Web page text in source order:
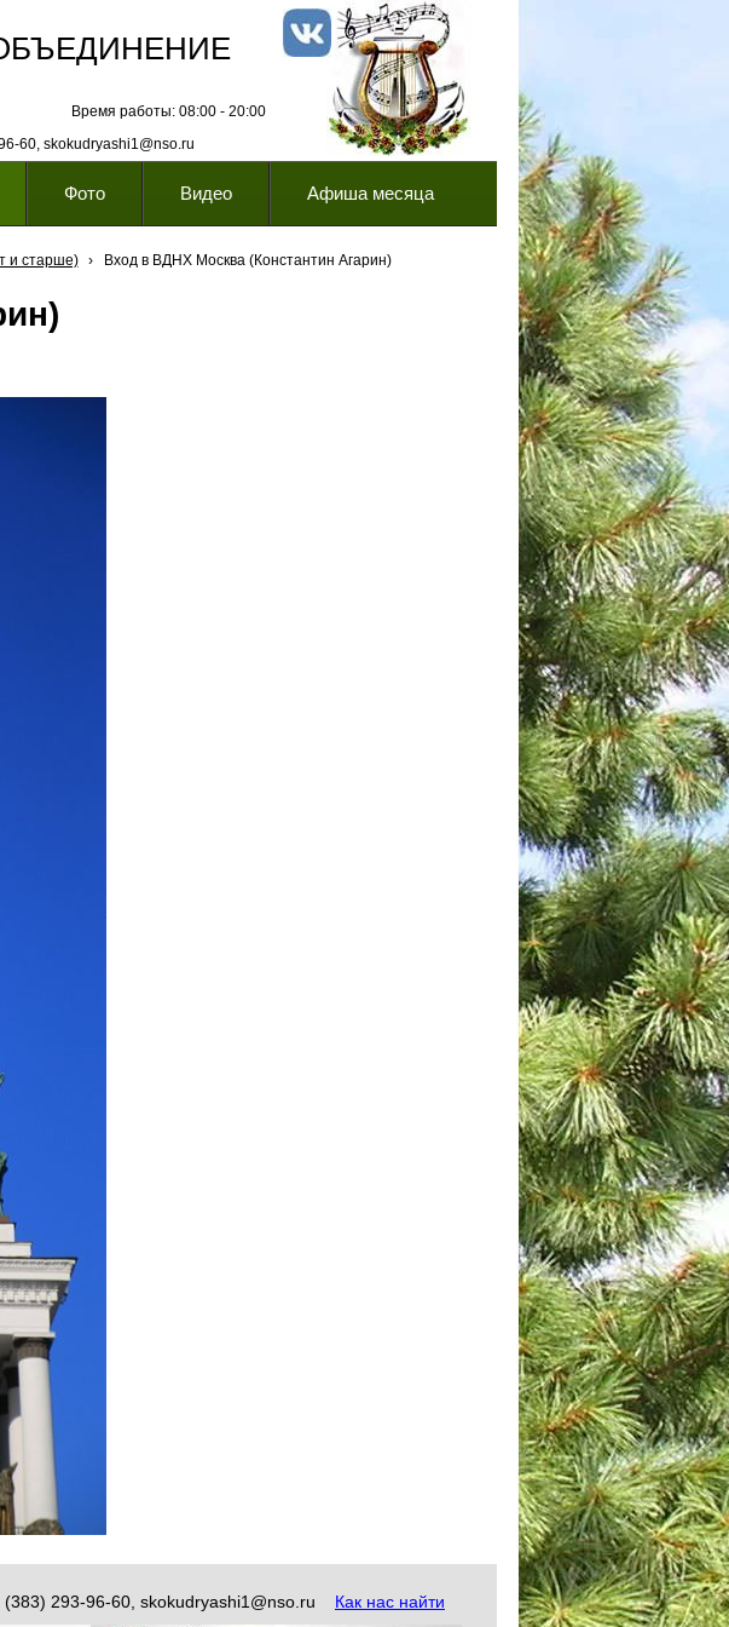
60, skokudryashi1@nso.ru
Время работы: 08:00 - 20:00
Фото Видео Афиша месяца
и старше) › Вход в ВДНХ Москва (Константин Агарин)
(383) 293-96-60, skokudryashi1@nso.ru Как нас найти